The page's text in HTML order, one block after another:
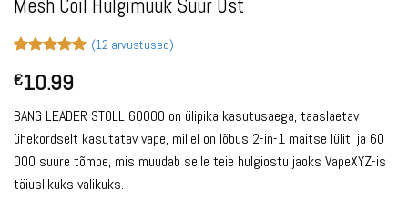
Mesh Coil Hulgimüük Suur Ost
5/5kliendi
hinnangu
põhjal
(12 arvustused)
€10.99
BANG LEADER STOLL 60000 on ülipika kasutusaega, taaslaetav
ühekordselt kasutatav vape, millel on lõbus 2-in-1 maitse lüliti ja 60
000 suure tõmbe, mis muudab selle teie hulgiostu jaoks VapeXYZ-is
täiuslikuks valikuks.